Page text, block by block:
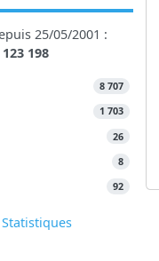
25/05/2001 :
123 198
8 707
1 703
26
8
92
Statistiques